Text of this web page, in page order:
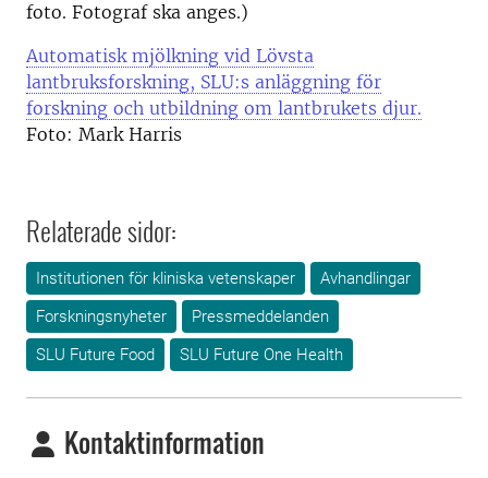
foto. Fotograf ska anges.)
Automatisk mjölkning vid Lövsta
lantbruksforskning, SLU:s anläggning för
forskning och utbildning om lantbrukets djur.
Foto: Mark Harris
Relaterade sidor:
Institutionen för kliniska vetenskaper
Avhandlingar
Forskningsnyheter
Pressmeddelanden
SLU Future Food
SLU Future One Health
Kontaktinformation